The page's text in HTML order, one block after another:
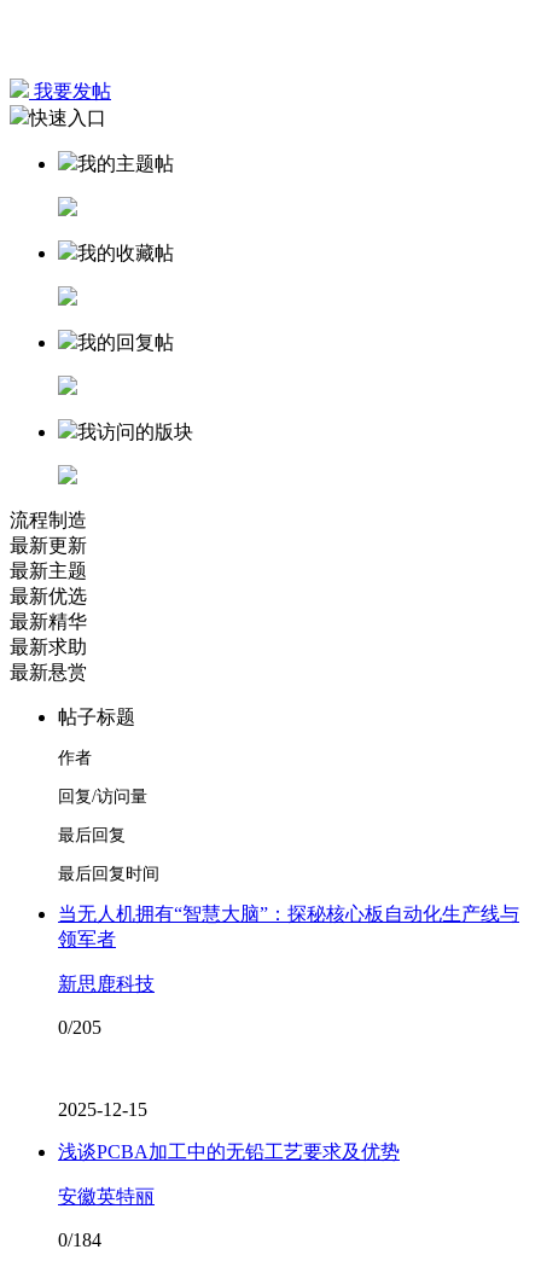
我要发帖
快速入口
我的主题帖
我的收藏帖
我的回复帖
我访问的版块
流程制造
最新更新
最新主题
最新优选
最新精华
最新求助
最新悬赏
帖子标题
作者
回复/访问量
最后回复
最后回复时间
当无人机拥有“智慧大脑”：探秘核心板自动化生产线与
领军者
新思鹿科技
0/205
2025-12-15
浅谈PCBA加工中的无铅工艺要求及优势
安徽英特丽
0/184